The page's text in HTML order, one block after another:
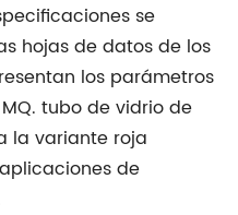
se
hojas de datos de los
los parámetros
tubo de vidrio de
la variante roja
de